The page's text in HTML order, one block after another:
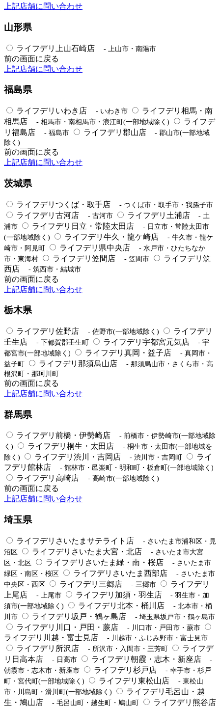
上記店舗に問い合わせ
山形県
ライフデリ上山石崎店 - 上山市・南陽市
前の画面に戻る
上記店舗に問い合わせ
福島県
ライフデリいわき店 - いわき市
ライフデリ相馬・南
相馬店
- 相馬市・南相馬市・浪江町(一部地域除く)
ライフデ
リ福島店
- 福島市 ライフデリ郡山店
- 郡山市(一部地域
除く)
前の画面に戻る
上記店舗に問い合わせ
茨城県
ライフデリつくば・取手店 - つくば市・取手市・我孫子市
ライフデリ古河店 - 古河市 ライフデリ土浦店
- 土
浦市
ライフデリ日立・常陸太田店
- 日立市・常陸太田市
(一部地域除く)
ライフデリ牛久・龍ケ崎店
- 牛久市・龍ケ
崎市・阿見町
ライフデリ県中央店
- 水戸市・ひたちなか
市・東海村
ライフデリ笠間店 - 笠間市
ライフデリ筑
西店
- 筑西市・結城市
前の画面に戻る
上記店舗に問い合わせ
栃木県
ライフデリ佐野店 - 佐野市(一部地域除く)
ライフデリ
壬生店
- 下都賀郡壬生町 ライフデリ宇都宮元気店
- 宇
都宮市(一部地域除く)
ライフデリ真岡・益子店
- 真岡市・
益子町
ライフデリ那須烏山店
- 那須烏山市・さくら市・高
根沢町・那珂川町
前の画面に戻る
上記店舗に問い合わせ
群馬県
ライフデリ前橋・伊勢崎店
- 前橋市・伊勢崎市(一部地域除
く)
ライフデリ桐生・太田店
- 桐生市・太田市(一部地域を
除く)
ライフデリ渋川・吉岡店 - 渋川市・吉岡町
ライ
フデリ館林店
- 館林市・邑楽町・明和町・板倉町(一部地域除く)
ライフデリ高崎店 - 高崎市(一部地域除く)
前の画面に戻る
上記店舗に問い合わせ
埼玉県
ライフデリさいたまサテライト店
- さいたま市浦和区・見
沼区
ライフデリさいたま大宮・北店
- さいたま市大宮
区・北区
ライフデリさいたま緑・南・桜店
- さいたま市
緑区・南区・桜区
ライフデリさいたま西部店
- さいたま市
中央区・西区
ライフデリ三郷店 - 三郷市
ライフデリ
上尾店
- 上尾市 ライフデリ加須・羽生店
- 羽生市・加
須市(一部地域除く)
ライフデリ北本・桶川店
- 北本市・桶
川市
ライフデリ坂戸・鶴ヶ島店 - 埼玉県坂戸市・鶴ヶ島市
ライフデリ川口・戸田・蕨店 - 川口市・戸田市・蕨市
ライフデリ川越・富士見店 - 川越市・ふじみ野市・富士見市
ライフデリ所沢店 - 所沢市・入間市・三芳町
ライフデ
リ日高本店
- 日高市 ライフデリ朝霞・志木・新座店
-
朝霞市・志木市・新座市
ライフデリ杉戸店
- 幸手市・杉戸
町・宮代町(一部地域除く)
ライフデリ東松山店
- 東松山
市・川島町・滑川町(一部地域除く)
ライフデリ毛呂山・越
生・鳩山店
- 毛呂山町・越生町・鳩山町 ライフデリ熊谷店